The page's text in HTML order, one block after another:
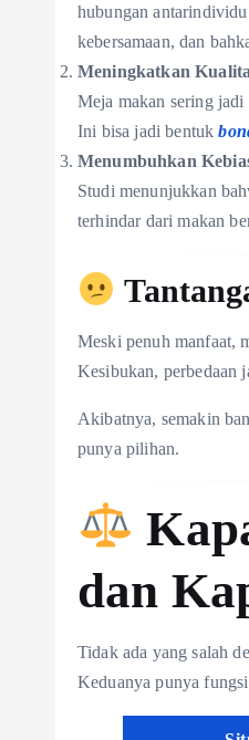
hubungan
kebersamaan, dan
Meningkatkan
Meja makan sering jadi
Ini bisa jadi bentuk
Menumbuhkan
Studi menunjukkan
terhindar dari makan
Meski penuh manfaat,
Kesibukan, perbedaan
Akibatnya, semakin
punya pilihan.
dan
Tidak ada yang salah
Keduanya punya